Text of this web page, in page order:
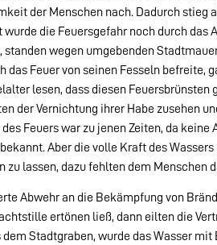
der Menschen nach. Dadurch stieg
die Feuersgefahr noch durch das
wegen umgebenden
Feuer von seinen Fesseln befreite,
lesen, dass diesen Feuersbrünsten
der Vernichtung ihrer Habe zusehen
Feuers war zu jenen Zeiten, da keine
Aber die volle Kraft des Wassers
lassen, dazu fehlten dem Menschen
Abwehr an die Bekämpfung von
ertönen ließ, dann eilten die
Stadtgraben, wurde das Wasser mit